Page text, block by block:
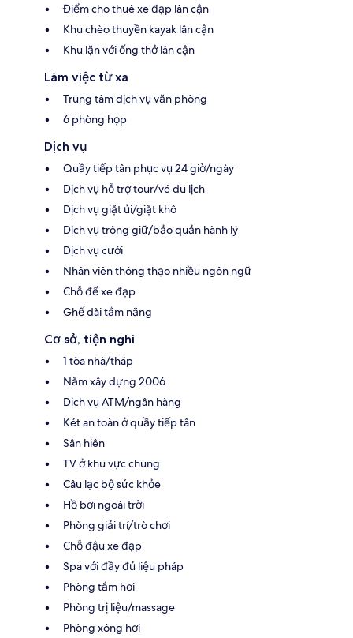
Điểm cho thuê xe đạp lân cận
Khu chèo thuyền kayak lân cận
Khu lặn với ống thở lân cận
Làm việc từ xa
Trung tâm dịch vụ văn phòng
6 phòng họp
Dịch vụ
Quầy tiếp tân phục vụ 24 giờ/ngày
Dịch vụ hỗ trợ tour/vé du lịch
Dịch vụ giặt ủi/giặt khô
Dịch vụ trông giữ/bảo quản hành lý
Dịch vụ cưới
Nhân viên thông thạo nhiều ngôn ngữ
Chỗ để xe đạp
Ghế dài tắm nắng
Cơ sở, tiện nghi
1 tòa nhà/tháp
Năm xây dựng 2006
Dịch vụ ATM/ngân hàng
Két an toàn ở quầy tiếp tân
Sân hiên
TV ở khu vực chung
Câu lạc bộ sức khỏe
Hồ bơi ngoài trời
Phòng giải trí/trò chơi
Chỗ đậu xe đạp
Spa với đầy đủ liệu pháp
Phòng tắm hơi
Phòng trị liệu/massage
Phòng xông hơi